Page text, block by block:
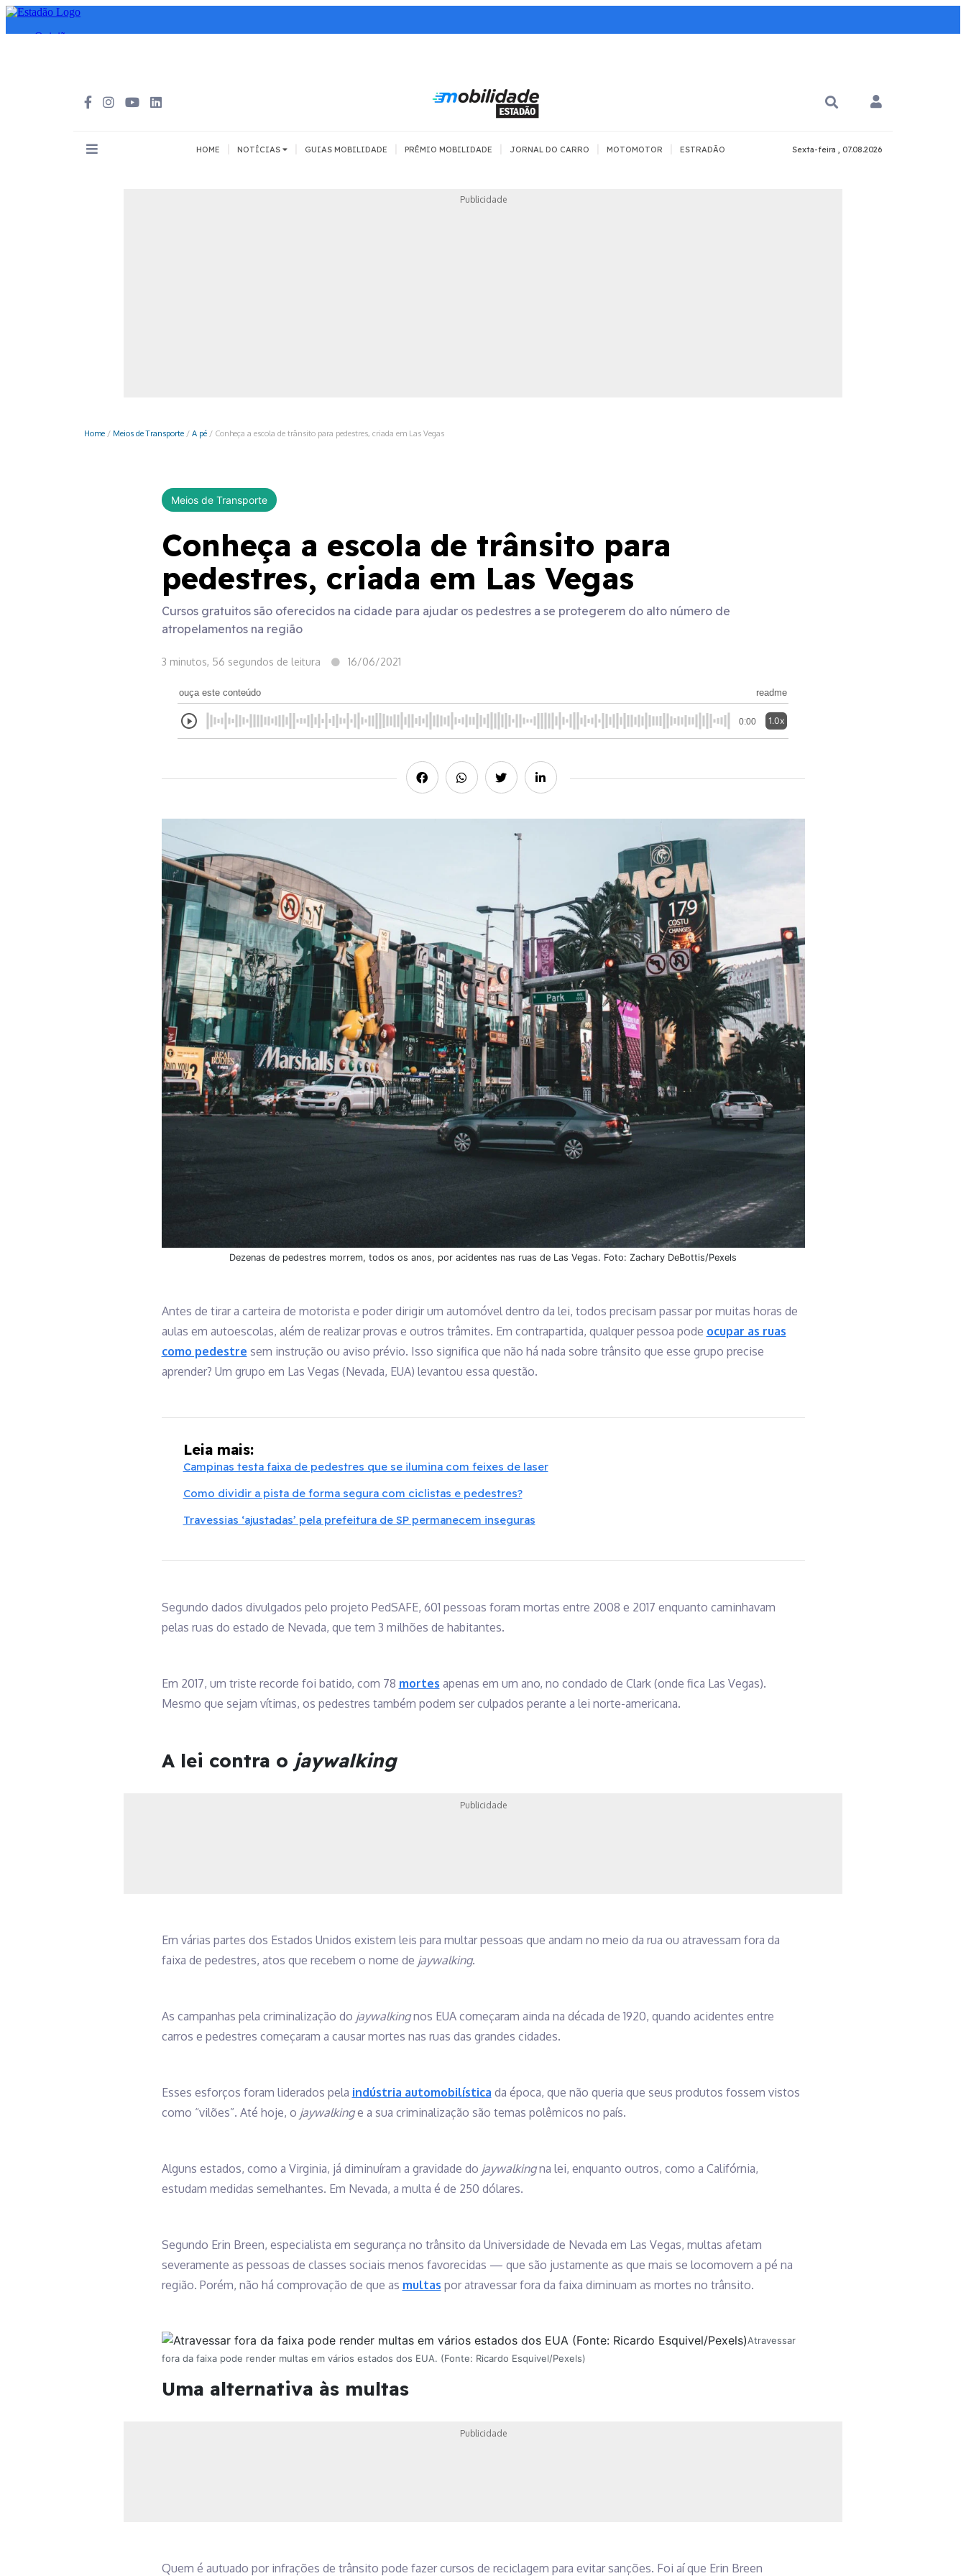
HOME NOTÍCIAS
Scooter elétrica
MOBILIDADE COM
SEGURANÇA
GUIAS MOBILIDADE PRÊMIO MOBILIDADE JORNAL DO CARRO MOTOMOTOR ESTRADÃO Sexta-feira , 07.08.2026
Publicidade
Home / Meios de Transporte / A pé / Conheça a escola de trânsito para pedestres, criada em Las Vegas
Meios de Transporte
Conheça a escola de trânsito para
pedestres, criada em Las Vegas
Cursos gratuitos são oferecidos na cidade para ajudar os pedestres a se protegerem do alto número de
atropelamentos na região
3 minutos, 56 segundos de leitura 16/06/2021
ouça este conteúdo readme
0:00 1.0x
Dezenas de pedestres morrem, todos os anos, por acidentes nas ruas de Las Vegas. Foto: Zachary DeBottis/Pexels
Antes de tirar a carteira de motorista e poder dirigir um automóvel dentro da lei, todos precisam passar por muitas horas de
aulas em autoescolas, além de realizar provas e outros trâmites. Em contrapartida, qualquer pessoa pode ocupar as ruas
como pedestre sem instrução ou aviso prévio. Isso significa que não há nada sobre trânsito que esse grupo precise
aprender? Um grupo em Las Vegas (Nevada, EUA) levantou essa questão.
Leia mais:
Campinas testa faixa de pedestres que se ilumina com feixes de laser
Como dividir a pista de forma segura com ciclistas e pedestres?
Travessias ‘ajustadas’ pela prefeitura de SP permanecem inseguras
Segundo dados divulgados pelo projeto PedSAFE, 601 pessoas foram mortas entre 2008 e 2017 enquanto caminhavam
pelas ruas do estado de Nevada, que tem 3 milhões de habitantes.
Em 2017, um triste recorde foi batido, com 78 mortes apenas em um ano, no condado de Clark (onde fica Las Vegas).
Mesmo que sejam vítimas, os pedestres também podem ser culpados perante a lei norte-americana.
A lei contra o jaywalking
Publicidade
Em várias partes dos Estados Unidos existem leis para multar pessoas que andam no meio da rua ou atravessam fora da
faixa de pedestres, atos que recebem o nome de jaywalking.
As campanhas pela criminalização do jaywalkingnos EUA começaram ainda na década de 1920, quando acidentes entre
carros e pedestres começaram a causar mortes nas ruas das grandes cidades.
Esses esforços foram liderados pela indústria automobilística da época, que não queria que seus produtos fossem vistos
como “vilões”. Até hoje, o jaywalkinge a sua criminalização são temas polêmicos no país.
Alguns estados, como a Virginia, já diminuíram a gravidade do jaywalkingna lei, enquanto outros, como a Califórnia,
estudam medidas semelhantes. Em Nevada, a multa é de 250 dólares.
Segundo Erin Breen, especialista em segurança no trânsito da Universidade de Nevada em Las Vegas, multas afetam
severamente as pessoas de classes sociais menos favorecidas — que são justamente as que mais se locomovem a pé na
região. Porém, não há comprovação de que as multas por atravessar fora da faixa diminuam as mortes no trânsito.
Atravessar
fora da faixa pode render multas em vários estados dos EUA. (Fonte: Ricardo Esquivel/Pexels)
Uma alternativa às multas
Publicidade
Quem é autuado por infrações de trânsito pode fazer cursos de reciclagem para evitar sanções. Foi aí que Erin Breen